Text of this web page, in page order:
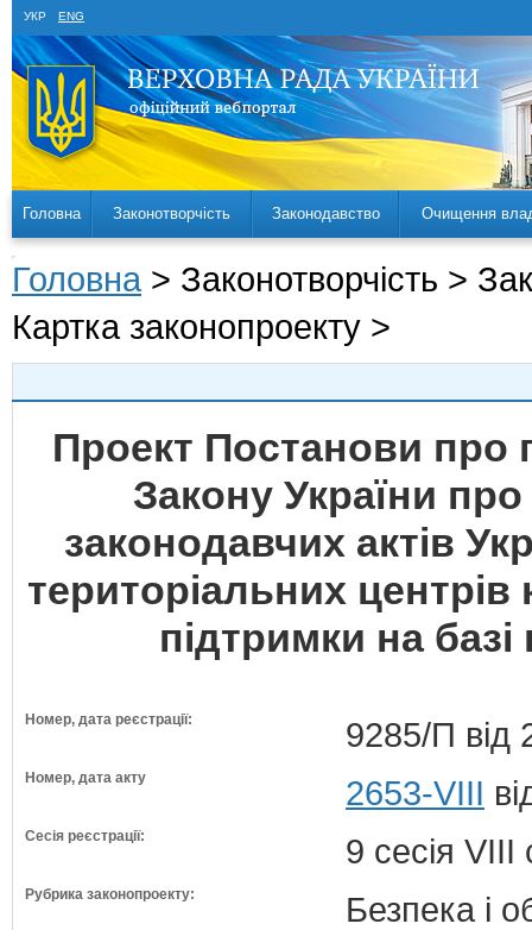
УКР ENG
Головна Законотворчість Законодавство Очищення
Головна > Законотворчість >
Картка законопроекту >
Проект Постанови про
Закону України
законодавчих актів
територіальних
підтримки на базі
Номер, дата реєстрації: 9285/П від
Номер, дата акту 2653-VIII
Сесія реєстрації: 9 сесія VIII
Рубрика законопроекту: Безпека і